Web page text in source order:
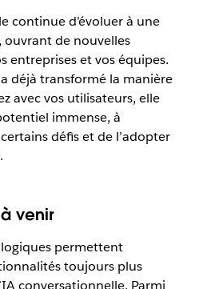
continue d’évoluer à une
ouvrant de nouvelles
entreprises et vos équipes.
déjà transformé la manière
avec vos utilisateurs, elle
immense, à
défis et de l’adopter
venir
permettent
toujours plus
conversationnelle. Parmi